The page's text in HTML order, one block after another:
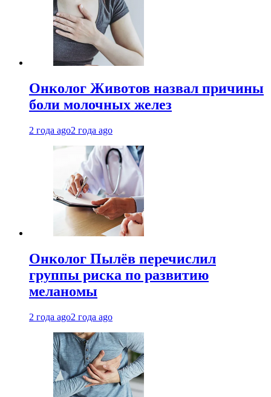
Онколог Животов назвал причины
боли молочных желез
2 года ago2 года ago
Онколог Пылёв перечислил
группы риска по развитию
меланомы
2 года ago2 года ago